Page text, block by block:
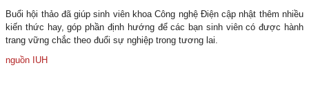
Buổi hội thảo đã giúp sinh viên khoa Công nghệ Điện cập nhật thêm nhiều
kiến thức hay, góp phần định hướng để các bạn sinh viên có được hành
trang vững chắc theo đuổi sự nghiệp trong tương lai.
nguồn IUH